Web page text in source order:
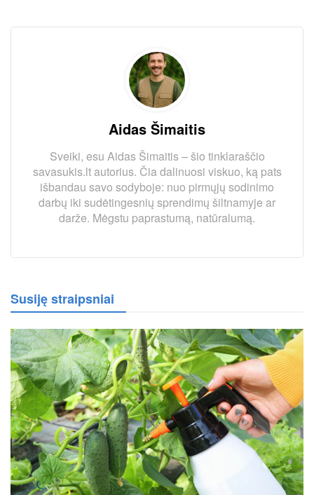
Aidas Šimaitis
Sveiki, esu Aidas Šimaitis – šio tinklaraščio
savasukis.lt autorius. Čia dalinuosi viskuo, ką pats
išbandau savo sodyboje: nuo pirmųjų sodinimo
darbų iki sudėtingesnių sprendimų šiltnamyje ar
darže. Mėgstu paprastumą, natūralumą.
Susiję straipsniai